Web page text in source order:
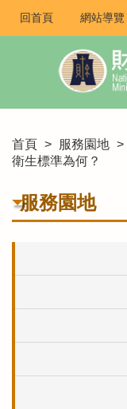
回首頁 網站導覽
首頁 > 服務園地 >
衛生標準為何？
服務園地